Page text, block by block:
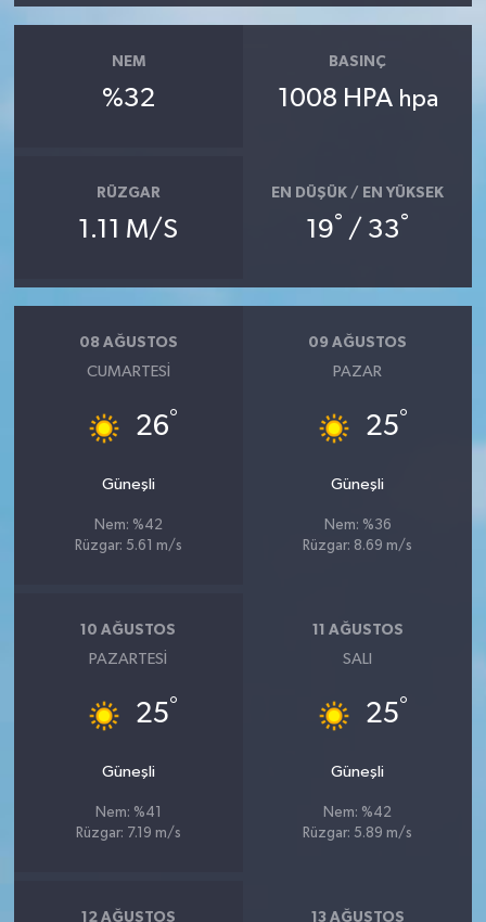
NEM
%32
BASINÇ
1008 HPA hpa
RÜZGAR
1.11 M/S
EN DÜŞÜK / EN YÜKSEK
19° / 33°
08 AĞUSTOS
CUMARTESI
26°
Güneşli
Nem: %42
Rüzgar: 5.61 m/s
09 AĞUSTOS
PAZAR
25°
Güneşli
Nem: %36
Rüzgar: 8.69 m/s
10 AĞUSTOS
PAZARTESI
25°
Güneşli
Nem: %41
Rüzgar: 7.19 m/s
11 AĞUSTOS
SALI
25°
Güneşli
Nem: %42
Rüzgar: 5.89 m/s
12 AĞUSTOS 13 AĞUSTOS